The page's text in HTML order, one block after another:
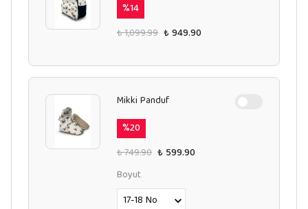
%14
₺ 1,099.99 ₺ 949.90
Mikki Panduf
%20
₺ 749.90 ₺ 599.90
Boyut